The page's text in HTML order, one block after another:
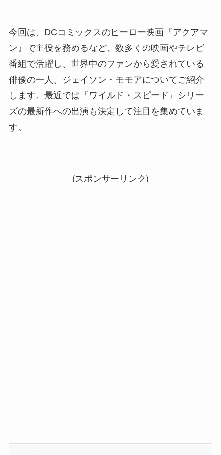
今回は、DCコミックスのヒーロー映画『アクアマ
ン』で主役を務めるなど、数多くの映画やテレビ
番組で活躍し、世界中のファンから愛されている
俳優の一人、ジェイソン・モモアについてご紹介
します。最近では『ワイルド・スピード』シリー
ズの最新作への出演も決定して注目を集めていま
す。
(スポンサーリンク)